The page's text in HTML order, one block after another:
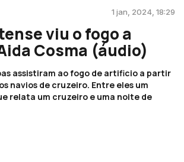
1 jan, 2024, 18:29
viu o fogo a
Cosma (áudio)
assistiram ao fogo de artificio a partir
navios de cruzeiro. Entre eles um
relata um cruzeiro e uma noite de